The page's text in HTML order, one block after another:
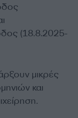
(18.8.2025-
μικρές
και